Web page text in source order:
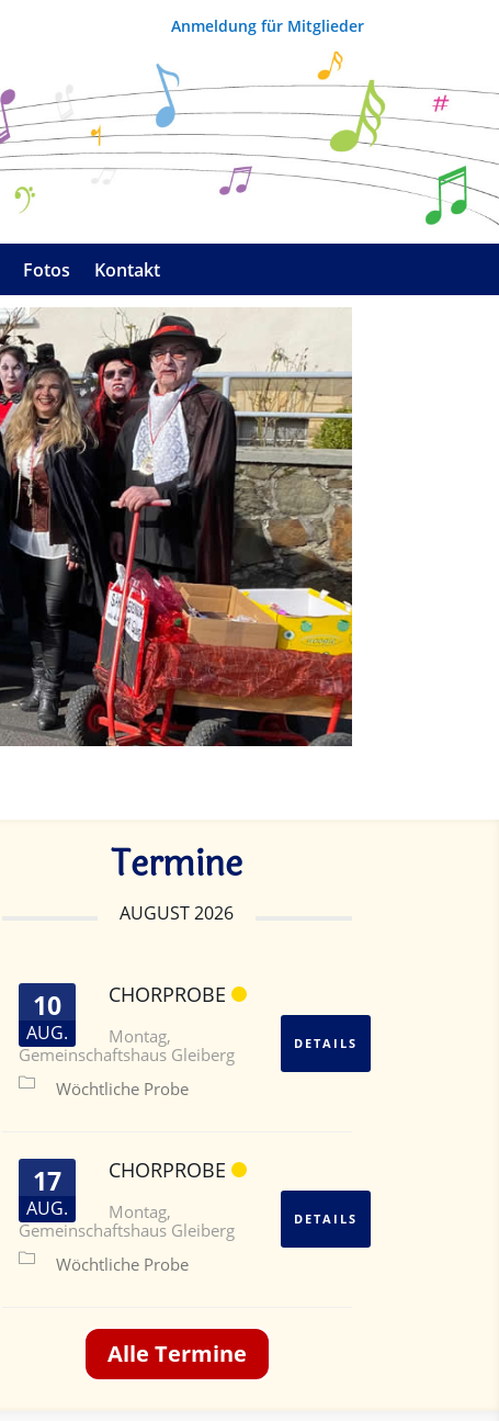
Anmeldung für Mitglieder
Fotos Kontakt
Termine
AUGUST 2026
10
AUG.
CHORPROBE
Montag,
Gemeinschaftshaus Gleiberg
Wöchtliche Probe
DETAILS
17
AUG.
CHORPROBE
Montag,
Gemeinschaftshaus Gleiberg
Wöchtliche Probe
DETAILS
Alle Termine